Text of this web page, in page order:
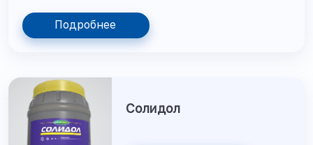
Подробнее
Солидол